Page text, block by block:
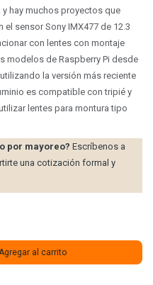
y hay muchos proyectos que
sensor Sony IMX477 de 12.3
con lentes con montaje
modelos de Raspberry Pi desde
la versión más reciente
es compatible con tripié y
lentes para montura tipo
por mayoreo? Escríbenos a
una cotización formal y
al carrito